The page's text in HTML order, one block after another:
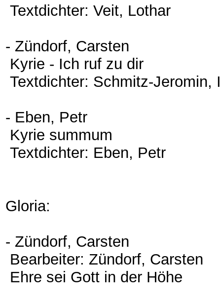
Textdichter: Veit, Lothar
- Zündorf, Carsten
Kyrie - Ich ruf zu dir
Textdichter: Schmitz-Jeromin,
- Eben, Petr
Kyrie summum
Textdichter: Eben, Petr
Gloria:
- Zündorf, Carsten
Bearbeiter: Zündorf, Carsten
Ehre sei Gott in der Höhe